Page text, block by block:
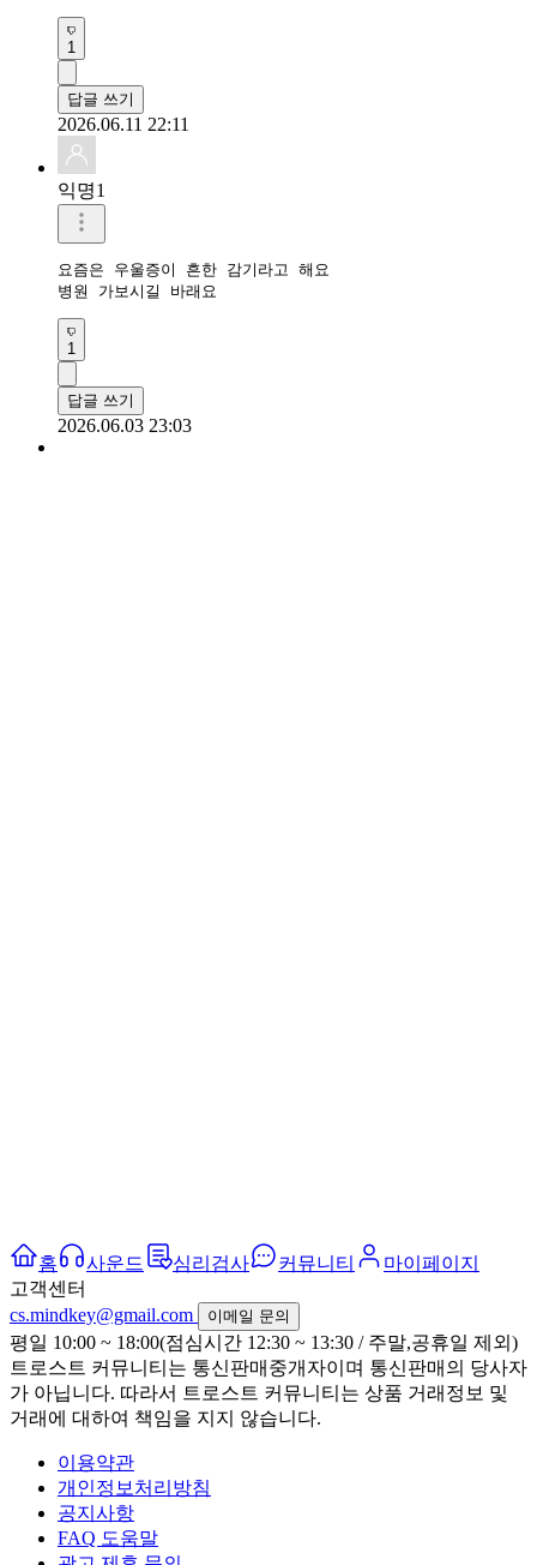
1
답글 쓰기
2026.06.11 22:11
익명1
요즘은 우울증이 흔한 감기라고 해요
병원 가보시길 바래요
1
답글 쓰기
2026.06.03 23:03
홈 사운드 심리검사 커뮤니티
마이페이지
고객센터
cs.mindkey@gmail.com
이메일 문의
평일 10:00 ~ 18:00(점심시간 12:30 ~ 13:30 / 주말,공휴일 제외)
트로스트 커뮤니티는 통신판매중개자이며 통신판매의 당사자
가 아닙니다. 따라서 트로스트 커뮤니티는 상품 거래정보 및
거래에 대하여 책임을 지지 않습니다.
이용약관
개인정보처리방침
공지사항
FAQ 도움말